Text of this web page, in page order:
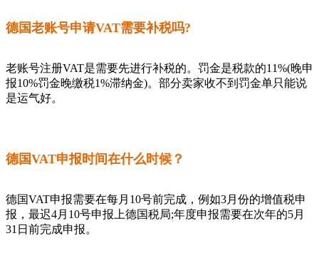
德国老账号申请VAT需要补税吗?
老账号注册VAT是需要先进行补税的。罚金是税款的11%(晚申
报10%罚金晚缴税1%滞纳金)。部分卖家收不到罚金单只能说
是运气好。
德国VAT申报时间在什么时候？
德国VAT申报需要在每月10号前完成，例如3月份的增值税申
报，最迟4月10号申报上德国税局;年度申报需要在次年的5月
31日前完成申报。